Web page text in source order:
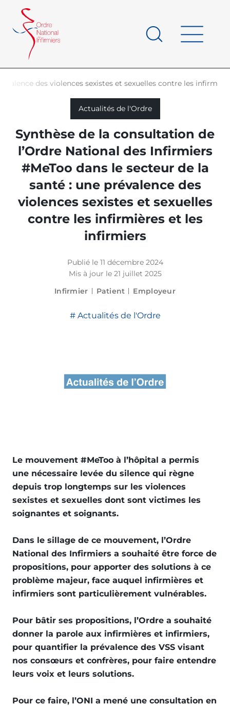
contenu
principal
d'Ariane des violences sexistes et sexuelles contre les
Actualités de l'Ordre
Synthèse de la consultation de
l’Ordre National des Infirmiers
#MeToo dans le secteur de la
santé : une prévalence des
violences sexistes et sexuelles
contre les infirmières et les
infirmiers
Publié le 11 décembre 2024
Mis à jour le 21 juillet 2025
Infirmier
Patient Employeur
Actualités de l'Ordre
Le mouvement #MeToo à l’hôpital a permis
une nécessaire levée du silence qui règne
depuis trop longtemps sur les violences
sexistes et sexuelles dont sont victimes les
soignantes et soignants.
Dans le sillage de ce mouvement, l’Ordre
National des Infirmiers a souhaité être force de
propositions, pour apporter des solutions à ce
problème majeur, face auquel infirmières et
infirmiers sont particulièrement vulnérables.
Pour bâtir ses propositions, l’Ordre a souhaité
donner la parole aux infirmières et infirmiers,
pour quantifier la prévalence des VSS visant
nos consœurs et confrères, pour faire entendre
leurs voix et leurs solutions.
Pour ce faire, l’ONI a mené une consultation en
page
Panneau de gestion des cookies